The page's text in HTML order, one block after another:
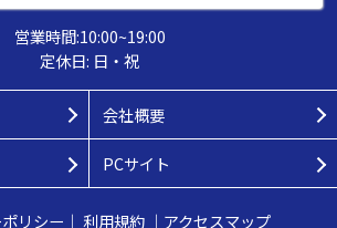
営業時間:10:00~19:00
定休日: 日・祝
会社概要
PCサイト
リシー ｜ 利用規約｜ アクセスマップ